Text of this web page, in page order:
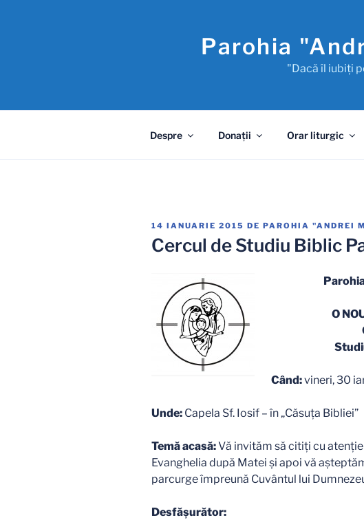
Parohia
"Dacă îl iubiţi
Despre Donaţii Orar liturgic
PUBLICAT
PE
14 IANUARIE 2015 DE PAROHIA "ANDREI
Cercul de Studiu Biblic
O
Când:vineri, 30
Unde: Capela Sf. Iosif – în „Căsuţa Bibliei”
Temă acasă:Vă invităm să citiți cu
Evanghelia după Matei și apoi vă
parcurge împreună Cuvântul lui
Desfăşurător: